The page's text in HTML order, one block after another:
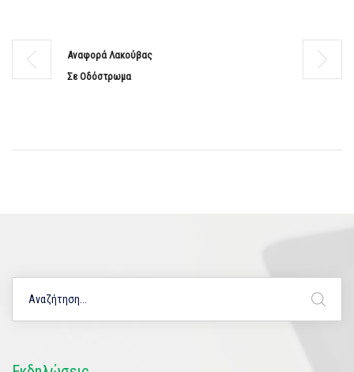
Αναφορά Λακούβας
Σε Οδόστρωμα